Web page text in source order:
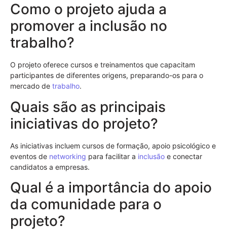
Como o projeto ajuda a
promover a inclusão no
trabalho?
O projeto oferece cursos e treinamentos que capacitam
participantes de diferentes origens, preparando-os para o
mercado de trabalho.
Quais são as principais
iniciativas do projeto?
As iniciativas incluem cursos de formação, apoio psicológico e
eventos de networking para facilitar a inclusão e conectar
candidatos a empresas.
Qual é a importância do apoio
da comunidade para o
projeto?